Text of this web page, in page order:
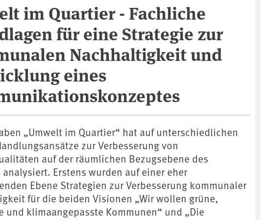
im Quartier - Fachliche
für eine Strategie zur
Nachhaltigkeit und
eines
„Umwelt im Quartier“ hat auf unterschiedlichen
zur Verbesserung von
auf der räumlichen Bezugsebene des
analysiert. Erstens wurden auf einer eher
Ebene Strategien zur Verbesserung kommunaler
für die beiden Visionen „Wir wollen grüne,
und klimaangepasste Kommunen“ und „Die